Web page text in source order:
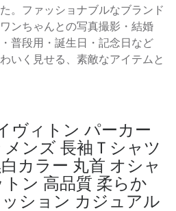
。ファッショナブルなブランド
ンちゃんとの写真撮影・結婚
普段用・誕生日・記念日など
いく見せる、素敵なアイテムと
ヴィトン パーカー
メンズ 長袖Ｔシャツ
カラー 丸首 オシャ
ン 高品質 柔らか
ション カジュアル